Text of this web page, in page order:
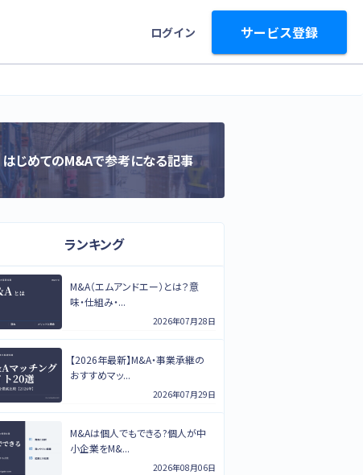
ログイン サービス登録
はじめてのM&Aで参考になる記事
ランキング
M&A（エムアンドエー）とは？意
味・仕組み・...
2026年07月28日
【2026年最新】M&A・事業承継の
おすすめマッ...
2026年07月29日
M&Aは個人でもできる?個人が中
小企業をM&...
2026年08月06日